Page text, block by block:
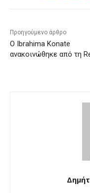
Προηγούμενο άρθρο
Ο Ibrahima Konate
ανακοινώθηκε από τη